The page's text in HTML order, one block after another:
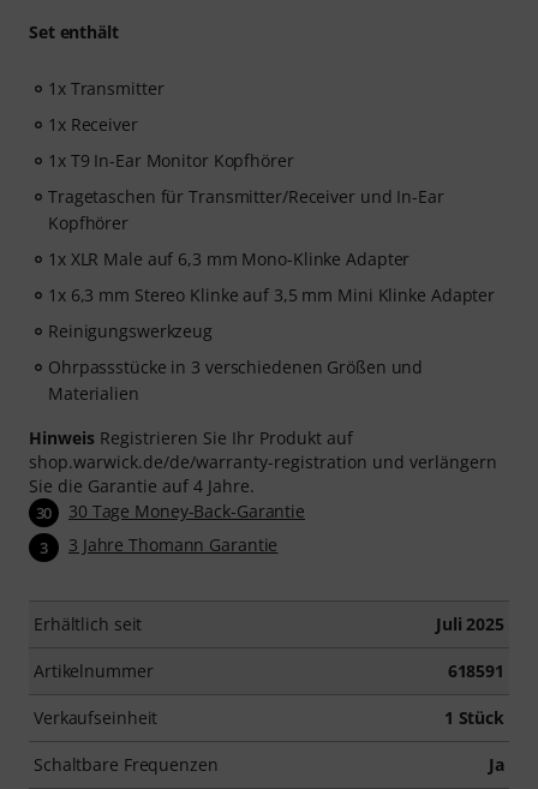
Set enthält
1x Transmitter
1x Receiver
1x T9 In-Ear Monitor Kopfhörer
Tragetaschen für Transmitter/Receiver und In-Ear
Kopfhörer
1x XLR Male auf 6,3 mm Mono-Klinke Adapter
1x 6,3 mm Stereo Klinke auf 3,5 mm Mini Klinke Adapter
Reinigungswerkzeug
Ohrpassstücke in 3 verschiedenen Größen und
Materialien
Hinweis Registrieren Sie Ihr Produkt auf
shop.warwick.de/de/warranty-registration und verlängern
Sie die Garantie auf 4 Jahre.
30 30 Tage Money-Back-Garantie
3 3 Jahre Thomann Garantie
Erhältlich seit Juli 2025
Artikelnummer 618591
Verkaufseinheit 1 Stück
Schaltbare Frequenzen Ja